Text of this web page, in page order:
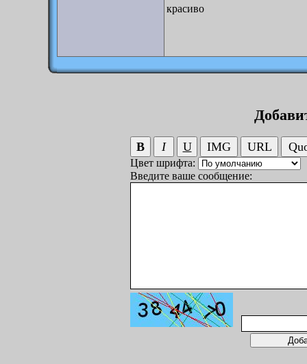
красиво
Цвет шрифта:
Введите ваше сообщение: